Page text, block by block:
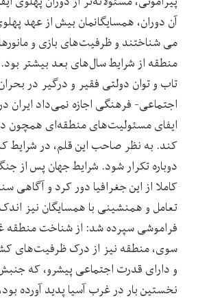
آن دوران، همسایگانمان بیش از عهد
می شناختند و ظرفیت‌های بازی و
منطقه از شرایط سال‌های بعد بیشتر بود.
تاب و توان دولتی فقیر و درگیر در
اجتماعی- فرهنگی اجازه نمی‌داد ایران
ایفای مسئولیت‌های منطقه‌ای همچون
کند. به نظر صاحب این قلم، در شرایط
دوباره تکرار شود. شرایط جهان پس از
کاملا از این جغرافیا دور کرد و آگاهی
تعامل و همنشینی با همسایگان نیز
فراموشی سپرده شد: از شناخت منطقه
سوی، منطقه نیز از درک ظرفیت‌های
و دارای قدرت اجتماعی پیشرو، که
نخستین بار در غرب آسیا پدید آورده